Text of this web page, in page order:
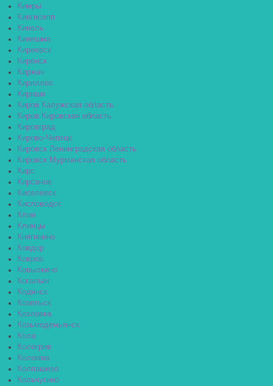
Кимры
Кингисепп
Кинель
Кинешма
Киреевск
Киренск
Киржач
Кириллов
Кириши
Киров Калужская область
Киров Кировская область
Кировград
Кирово-Чепецк
Кировск Ленинградская область
Кировск Мурманская область
Кирс
Кирсанов
Киселёвск
Кисловодск
Клин
Клинцы
Княгинино
Ковдор
Ковров
Ковылкино
Когалым
Кодинск
Козельск
Козловка
Козьмодемьянск
Кола
Кологрив
Коломна
Колпашево
Кольчугино